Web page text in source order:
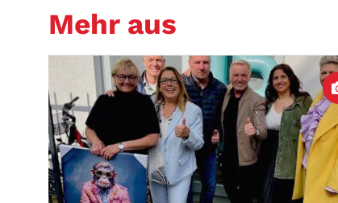
Mehr aus